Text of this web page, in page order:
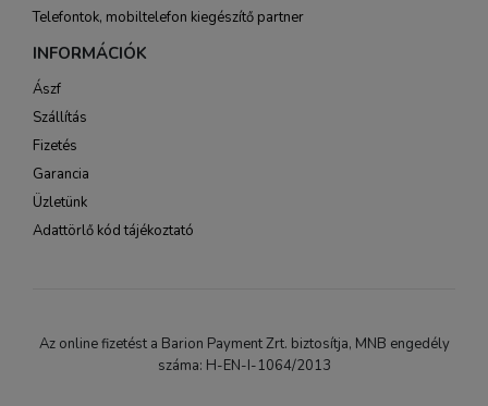
Telefontok, mobiltelefon kiegészítő partner
INFORMÁCIÓK
Ászf
Szállítás
Fizetés
Garancia
Üzletünk
Adattörlő kód tájékoztató
Az online fizetést a Barion Payment Zrt. biztosítja, MNB engedély
száma: H-EN-I-1064/2013